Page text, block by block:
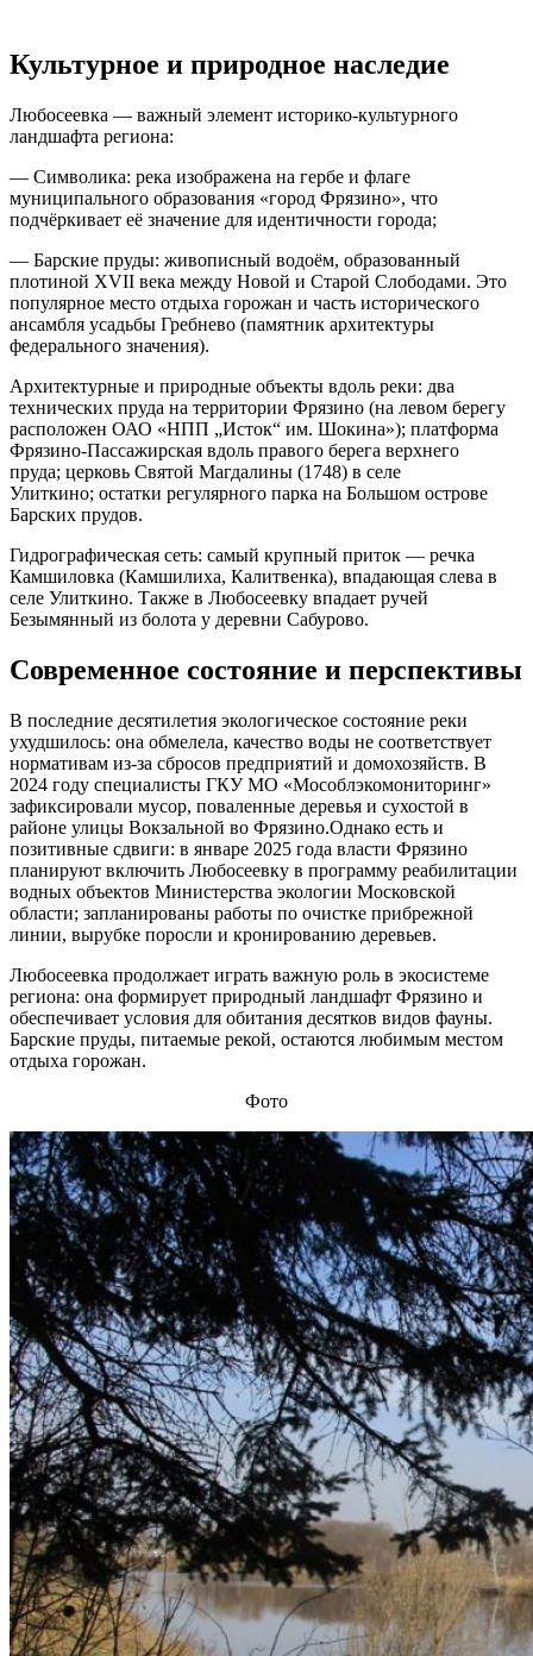
Культурное и природное наследие
Любосеевка — важный элемент историко‑культурного
ландшафта региона:
— Символика: река изображена на гербе и флаге
муниципального образования «город Фрязино», что
подчёркивает её значение для идентичности города;
— Барские пруды: живописный водоём, образованный
плотиной XVII века между Новой и Старой Слободами. Это
популярное место отдыха горожан и часть исторического
ансамбля усадьбы Гребнево (памятник архитектуры
федерального значения).
Архитектурные и природные объекты вдоль реки: два
технических пруда на территории Фрязино (на левом берегу
расположен ОАО «НПП „Исток“ им. Шокина»); платформа
Фрязино‑Пассажирская вдоль правого берега верхнего
пруда; церковь Святой Магдалины (1748) в селе
Улиткино; остатки регулярного парка на Большом острове
Барских прудов.
Гидрографическая сеть: самый крупный приток — речка
Камшиловка (Камшилиха, Калитвенка), впадающая слева в
селе Улиткино. Также в Любосеевку впадает ручей
Безымянный из болота у деревни Сабурово.
Современное состояние и перспективы
В последние десятилетия экологическое состояние реки
ухудшилось: она обмелела, качество воды не соответствует
нормативам из‑за сбросов предприятий и домохозяйств. В
2024 году специалисты ГКУ МО «Мособлэкомониторинг»
зафиксировали мусор, поваленные деревья и сухостой в
районе улицы Вокзальной во Фрязино.Однако есть и
позитивные сдвиги: в январе 2025 года власти Фрязино
планируют включить Любосеевку в программу реабилитации
водных объектов Министерства экологии Московской
области; запланированы работы по очистке прибрежной
линии, вырубке поросли и кронированию деревьев.
Любосеевка продолжает играть важную роль в экосистеме
региона: она формирует природный ландшафт Фрязино и
обеспечивает условия для обитания десятков видов фауны.
Барские пруды, питаемые рекой, остаются любимым местом
отдыха горожан.
Фото